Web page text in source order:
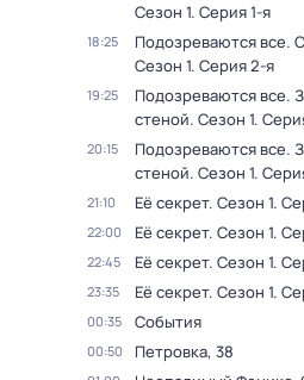
Сезон 1. Серия 1-я
18:25 Подозреваются все.
Сезон 1. Серия 2-я
19:25
Подозреваются все.
стеной. Сезон 1.
20:15
Подозреваются все.
стеной. Сезон 1.
21:10 Её секрет. Сезон 1.
22:00 Её секрет. Сезон 1.
22:45 Её секрет. Сезон 1.
23:35 Её секрет. Сезон 1.
00:35 События
00:50 Петровка, 38